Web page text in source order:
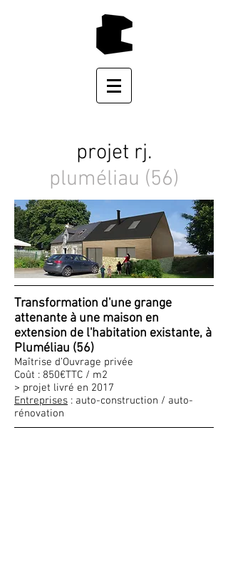
projet rj.
pluméliau (56)
Transformation d'une grange
attenante à une maison en
extension de l'habitation existante, à
Pluméliau (56)
Maîtrise d’Ouvrage privée
Coût : 850€TTC / m2
> projet livré en 2017
Entreprises : auto-construction / auto-
rénovation